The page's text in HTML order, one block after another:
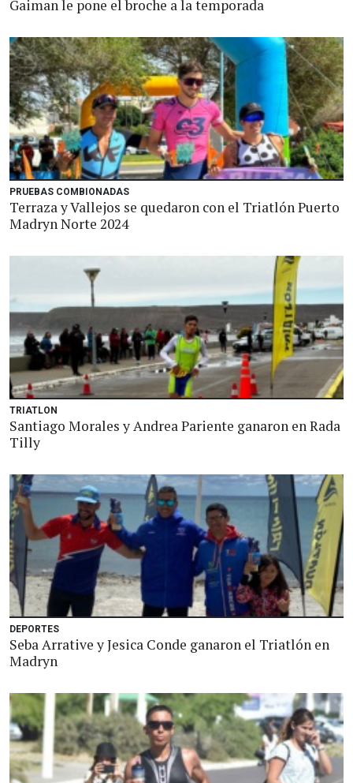
Gaiman le pone el broche a la temporada
PRUEBAS COMBIONADAS
Terraza y Vallejos se quedaron con el Triatlón Puerto
Madryn Norte 2024
TRIATLON
Santiago Morales y Andrea Pariente ganaron en Rada
Tilly
DEPORTES
Seba Arrative y Jesica Conde ganaron el Triatlón en
Madryn